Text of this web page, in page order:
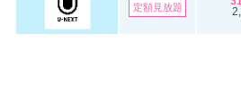
定額見放題